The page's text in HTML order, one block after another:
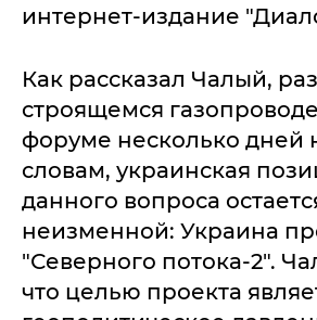
интернет-издание
Как рассказал Чалый,
строящемся
форуме несколько дней
словам, украинская
данного вопроса
неизменной: Украина
"Северного потока-2".
что целью проекта